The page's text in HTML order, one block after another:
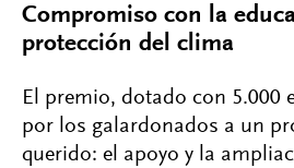
Compromiso con la
protección del clima
El premio, dotado con 5.000
por los galardonados a un
querido: el apoyo y la